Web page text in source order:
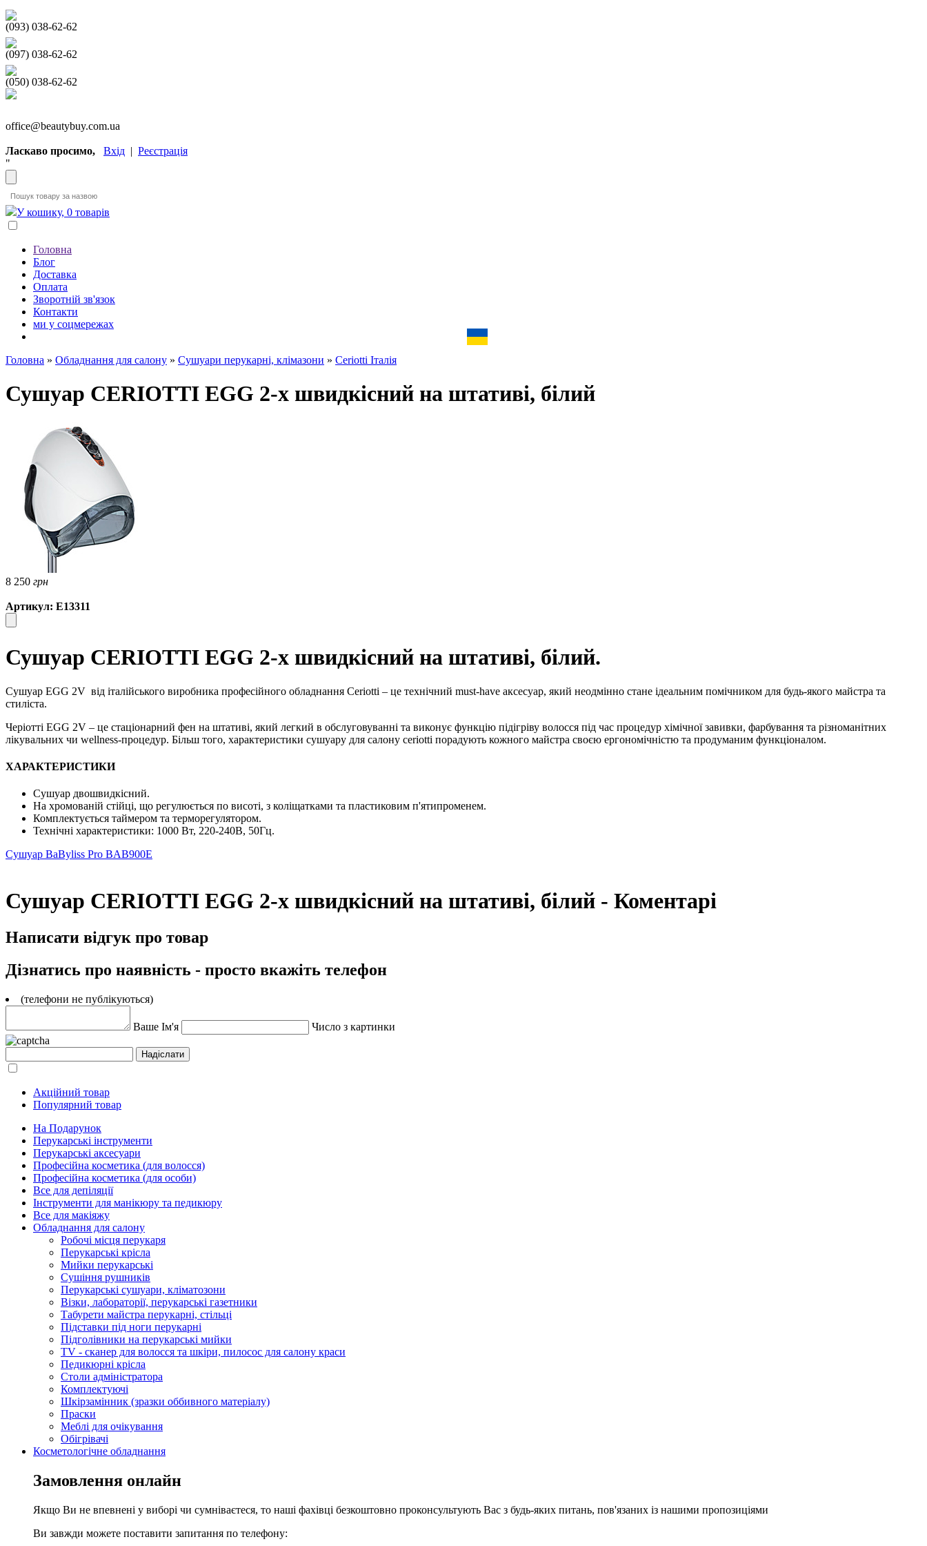
(093) 038-62-62
(097) 038-62-62
(050) 038-62-62
office@beautybuy.com.ua
Ласкаво просимо, Вхід | Реєстрація
"
У кошику, 0 товарів
Головна
Блог
Доставка
Оплата
Зворотній зв'язок
Контакти
ми у соцмережах
Головна » Обладнання для салону » Сушуари перукарні, клімазони » Ceriotti Італія
Сушуар CERIOTTI EGG 2-х швидкісний на штативі, білий
8 250 грн
Артикул: E13311
Сушуар CERIOTTI EGG 2-х швидкісний на штативі, білий.
Сушуар EGG 2V від італійського виробника професійного обладнання Ceriotti – це технічний must-have аксесуар, який неодмінно стане ідеальним помічником для будь-якого майстра та
стиліста.
Черіотті EGG 2V – це стаціонарний фен на штативі, який легкий в обслуговуванні та виконує функцію підігріву волосся під час процедур хімічної завивки, фарбування та різноманітних
лікувальних чи wellness-процедур. Більш того, характеристики сушуару для салону ceriotti порадують кожного майстра своєю ергономічністю та продуманим функціоналом.
ХАРАКТЕРИСТИКИ
Сушуар двошвидкісний.
На хромованій стійці, що регулюється по висоті, з коліщатками та пластиковим п'ятипроменем.
Комплектується таймером та терморегулятором.
Технічні характеристики: 1000 Вт, 220-240В, 50Гц.
Сушуар BaByliss Pro BAB900E
Сушуар CERIOTTI EGG 2-х швидкісний на штативі, білий - Коментарі
Написати відгук про товар
Дізнатись про наявність - просто вкажіть телефон
(телефони не публікуються)
Ваше Ім'я Число з картинки
Акційний товар
Популярний товар
На Подарунок
Перукарські інструменти
Перукарські аксесуари
Професійна косметика (для волосся)
Професійна косметика (для особи)
Все для депіляції
Інструменти для манікюру та педикюру
Все для макіяжу
Обладнання для салону
Робочі місця перукаря
Перукарські крісла
Мийки перукарські
Сушіння рушників
Перукарські сушуари, кліматозони
Візки, лабораторії, перукарські газетники
Табурети майстра перукарні, стільці
Підставки під ноги перукарні
Підголівники на перукарські мийки
TV - сканер для волосся та шкіри, пилосос для салону краси
Педикюрні крісла
Столи адміністратора
Комплектуючі
Шкірзамінник (зразки оббивного матеріалу)
Праски
Меблі для очікування
Обігрівачі
Косметологічне обладнання
Замовлення онлайн
Якщо Ви не впевнені у виборі чи сумніваєтеся, то наші фахівці безкоштовно проконсультують Вас з будь-яких питань, пов'язаних із нашими пропозиціями
Ви завжди можете поставити запитання по телефону: